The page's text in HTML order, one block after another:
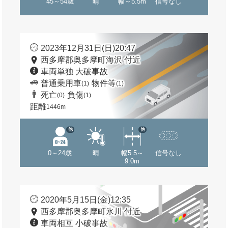
2023年12月31日(日)20:47
西多摩郡奥多摩町海沢 付近
車両単独 大破事故
普通乗用車(1) 物件等(1)
死亡(0) 負傷(1)
距離1446m
0～24歳
他
晴
幅5.5～
9.0m
他
信号なし
2020年5月15日(金)12:35
西多摩郡奥多摩町氷川 付近
車両相互 小破事故